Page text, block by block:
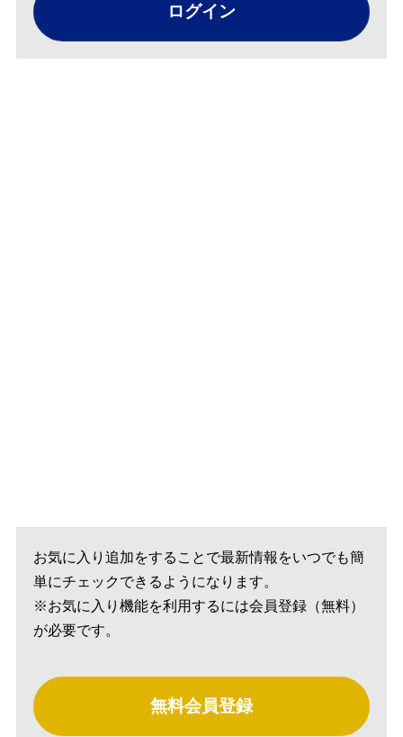
ログイン
お気に入り追加をすることで最新情報をいつでも簡
単にチェックできるようになります。
※お気に入り機能を利用するには会員登録（無料）
が必要です。
無料会員登録